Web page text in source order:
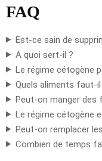
FAQ
Est-ce sain de
A quoi sert-il ?
Le régime cétogène
Quels aliments faut-
Peut-on manger des
Le régime cétogène
Peut-on remplacer
Combien de temps